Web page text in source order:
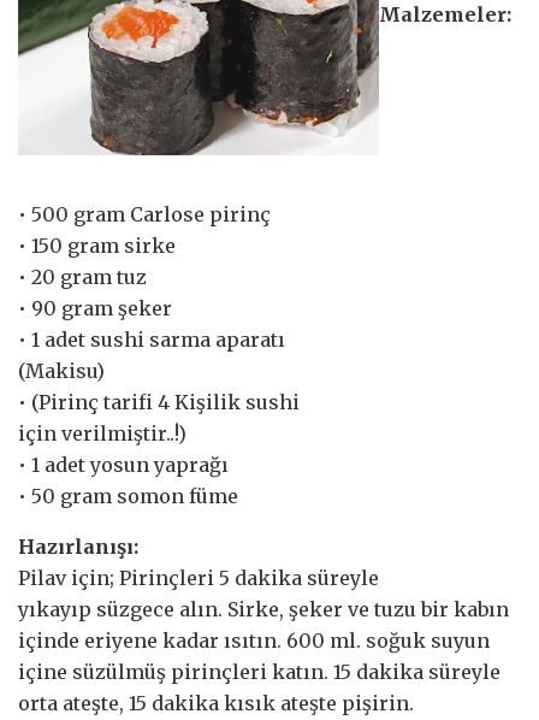
Malzemeler:
• 500 gram Carlose pirinç
• 150 gram sirke
• 20 gram tuz
• 90 gram şeker
• 1 adet sushi sarma aparatı
(Makisu)
• (Pirinç tarifi 4 Kişilik sushi
için verilmiştir..!)
• 1 adet yosun yaprağı
• 50 gram somon füme
Hazırlanışı:
Pilav için; Pirinçleri 5 dakika süreyle
yıkayıp süzgece alın. Sirke, şeker ve tuzu bir kabın
içinde eriyene kadar ısıtın. 600 ml. soğuk suyun
içine süzülmüş pirinçleri katın. 15 dakika süreyle
orta ateşte, 15 dakika kısık ateşte pişirin.